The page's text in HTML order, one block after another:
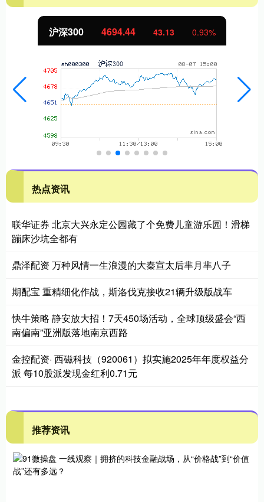
北证50 1134.24 11.37 1.01%
热点资讯
联华证券 北京大兴永定公园藏了个免费儿童游乐园！滑梯
蹦床沙坑全都有
鼎泽配资 万种风情一生浪漫的大秦宣太后芈月芈八子
期配宝 重精细化作战，斯洛伐克接收21辆升级版战车
快牛策略 静安放大招！7天450场活动，全球顶级盛会“西
南偏南”亚洲版落地南京西路
金控配资· 西磁科技（920061）拟实施2025年年度权益分
派 每10股派发现金红利0.71元
推荐资讯